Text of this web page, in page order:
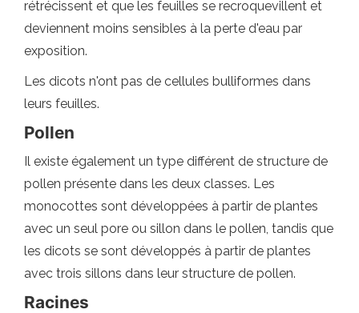
rétrécissent et que les feuilles se recroquevillent et
deviennent moins sensibles à la perte d'eau par
exposition.
Les dicots n'ont pas de cellules bulliformes dans
leurs feuilles.
Pollen
Il existe également un type différent de structure de
pollen présente dans les deux classes. Les
monocottes sont développées à partir de plantes
avec un seul pore ou sillon dans le pollen, tandis que
les dicots se sont développés à partir de plantes
avec trois sillons dans leur structure de pollen.
Racines